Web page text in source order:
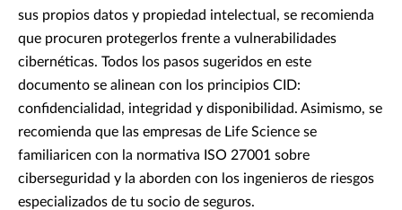
sus propios datos y propiedad intelectual, se recomienda
que procuren protegerlos frente a vulnerabilidades
cibernéticas. Todos los pasos sugeridos en este
documento se alinean con los principios CID:
confidencialidad, integridad y disponibilidad. Asimismo, se
recomienda que las empresas de Life Science se
familiaricen con la normativa ISO 27001 sobre
ciberseguridad y la aborden con los ingenieros de riesgos
especializados de tu socio de seguros.